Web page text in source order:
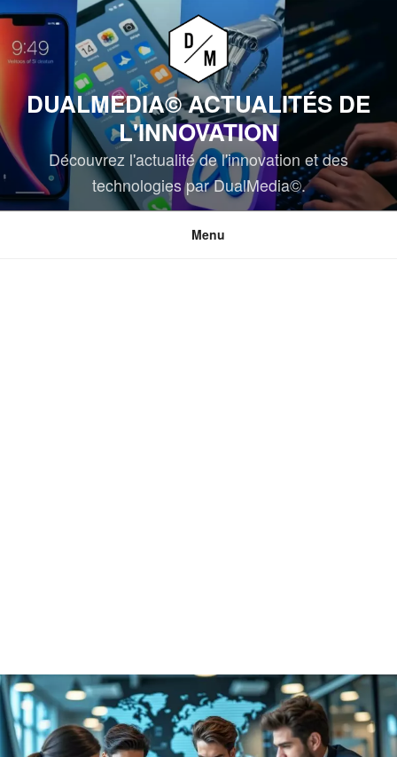
Aller
au
contenu
DUALMEDIA© ACTUALITÉS DE
L'INNOVATION
Découvrez l'actualité de l'innovation et des
technologies par DualMedia©.
Menu